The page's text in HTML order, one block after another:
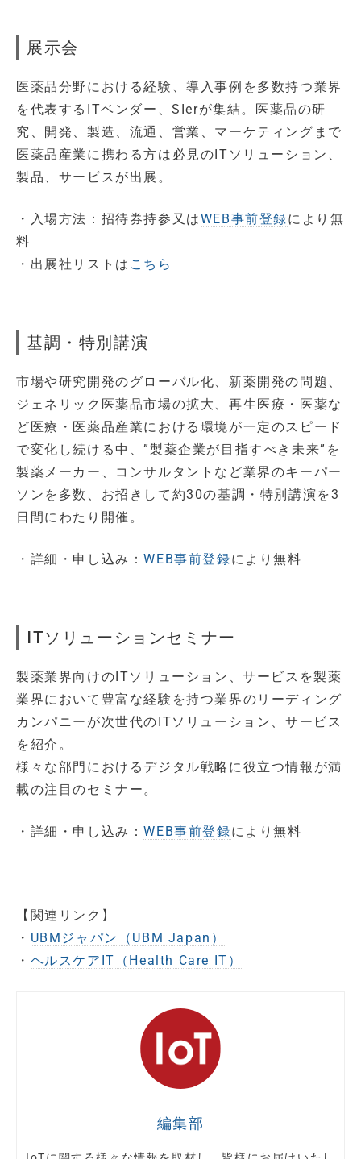
展示会
医薬品分野における経験、導入事例を多数持つ業界
を代表するITベンダー、SIerが集結。医薬品の研
究、開発、製造、流通、営業、マーケティングまで
医薬品産業に携わる方は必見のITソリューション、
製品、サービスが出展。
・入場方法：招待券持参又はWEB事前登録により無
料
・出展社リストは こちら
基調・特別講演
市場や研究開発のグローバル化、新薬開発の問題、
ジェネリック医薬品市場の拡大、再生医療・医薬な
ど医療・医薬品産業における環境が一定のスピード
で変化し続ける中、”製薬企業が目指すべき未来”を
製薬メーカー、コンサルタントなど業界のキーパー
ソンを多数、お招きして約30の基調・特別講演を3
日間にわたり開催。
・詳細・申し込み：WEB事前登録により無料
ITソリューションセミナー
製薬業界向けのITソリューション、サービスを製薬
業界において豊富な経験を持つ業界のリーディング
カンパニーが次世代のITソリューション、サービス
を紹介。
様々な部門におけるデジタル戦略に役立つ情報が満
載の注目のセミナー。
・詳細・申し込み：WEB事前登録により無料
【関連リンク】
・ UBMジャパン（UBM Japan）
・ ヘルスケアIT（Health Care IT）
編集部